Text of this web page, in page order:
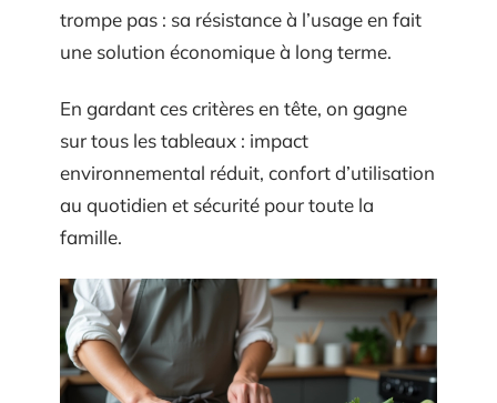
trompe pas : sa résistance à l’usage en fait
une solution économique à long terme.
En gardant ces critères en tête, on gagne
sur tous les tableaux : impact
environnemental réduit, confort d’utilisation
au quotidien et sécurité pour toute la
famille.